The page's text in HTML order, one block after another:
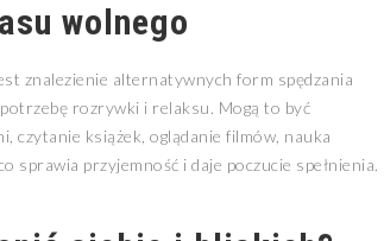
wolnego
znalezienie alternatywnych form spędzania
rozrywki i relaksu. Mogą to być
czytanie książek, oglądanie filmów, nauka
sprawia przyjemność i daje poczucie spełnienia.